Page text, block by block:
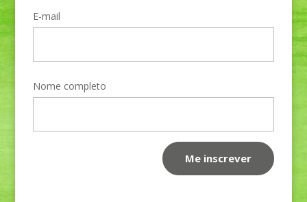
E-mail
Nome completo